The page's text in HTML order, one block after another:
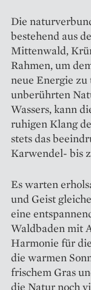
Die
bestehend aus
Mittenwald,
Rahmen, um
neue Energie
unberührten
Wassers, kann
ruhigen Klang
stets das
Karwendel- bis
Es warten
und Geist
eine
Waldbaden mit
Harmonie für
die warmen
frischem Gras
die Natur noch